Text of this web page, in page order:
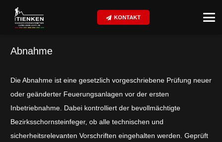
KONTAKT
Abnahme
Die Abnahme ist eine gesetzlich vorgeschriebene Prüfung neuer
oder geänderter Feuerungsanlagen vor der ersten
Inbetriebnahme. Dabei kontrolliert der bevollmächtigte
Bezirksschornsteinfeger, ob alle technischen und
sicherheitsrelevanten Vorschriften eingehalten werden. Geprüft